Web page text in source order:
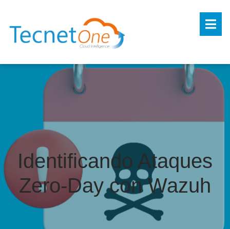
Identificando Ataques
Zero-Day con Wazuh